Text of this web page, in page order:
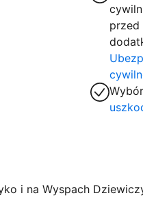
przed
i na Wyspach